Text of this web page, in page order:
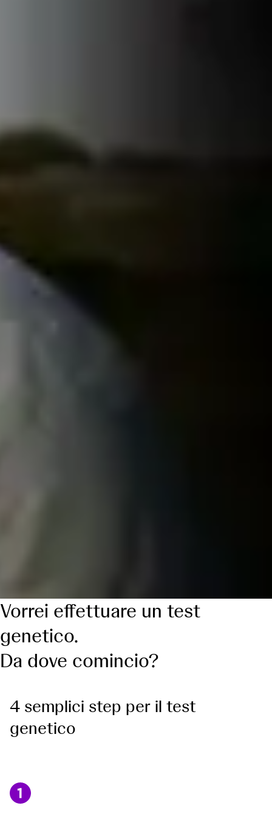
Vorrei effettuare un test
genetico.
Da dove comincio?
4 semplici step per il test
genetico